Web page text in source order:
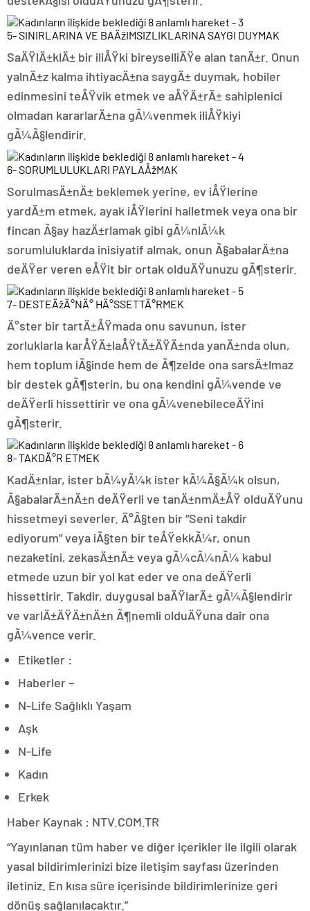
5- SINIRLARINA VE BAÄžIMSIZLIKLARINA SAYGI DUYMAK
SaÄŸlÄ±klÄ± bir iliÅŸki bireyselliÄŸe alan tanÄ±r. Onun
yalnÄ±z kalma ihtiyacÄ±na saygÄ± duymak, hobiler
edinmesini teÅŸvik etmek ve aÅŸÄ±rÄ± sahiplenici
olmadan kararlarÄ±na gÃ¼venmek iliÅŸkiyi
gÃ¼Ã§lendirir.
6- SORUMLULUKLARI PAYLAÅžMAK
SorulmasÄ±nÄ± beklemek yerine, ev iÅŸlerine
yardÄ±m etmek, ayak iÅŸlerini halletmek veya ona bir
fincan Ã§ay hazÄ±rlamak gibi gÃ¼nlÃ¼k
sorumluluklarda inisiyatif almak, onun Ã§abalarÄ±na
deÄŸer veren eÅŸit bir ortak olduÄŸunuzu gÃ¶sterir.
7- DESTEÄžÄ°NÄ° HÄ°SSETTÄ°RMEK
Ä°ster bir tartÄ±ÅŸmada onu savunun, ister
zorluklarla karÅŸÄ±laÅŸtÄ±ÄŸÄ±nda yanÄ±nda olun,
hem toplum iÃ§inde hem de Ã¶zelde ona sarsÄ±lmaz
bir destek gÃ¶sterin, bu ona kendini gÃ¼vende ve
deÄŸerli hissettirir ve ona gÃ¼venebileceÄŸini
gÃ¶sterir.
8- TAKDÄ°R ETMEK
KadÄ±nlar, ister bÃ¼yÃ¼k ister kÃ¼Ã§Ã¼k olsun,
Ã§abalarÄ±nÄ±n deÄŸerli ve tanÄ±nmÄ±ÅŸ olduÄŸunu
hissetmeyi severler. Ä°Ã§ten bir “Seni takdir
ediyorum” veya iÃ§ten bir teÅŸekkÃ¼r, onun
nezaketini, zekasÄ±nÄ± veya gÃ¼cÃ¼nÃ¼ kabul
etmede uzun bir yol kat eder ve ona deÄŸerli
hissettirir. Takdir, duygusal baÄŸlarÄ± gÃ¼Ã§lendirir
ve varlÄ±ÄŸÄ±nÄ±n Ã¶nemli olduÄŸuna dair ona
gÃ¼vence verir.
Etiketler :
Haberler –
N-Life Sağlıklı Yaşam
Aşk
N-Life
Kadın
Erkek
Haber Kaynak : NTV.COM.TR
“Yayınlanan tüm haber ve diğer içerikler ile ilgili olarak
yasal bildirimlerinizi bize iletişim sayfası üzerinden
iletiniz. En kısa süre içerisinde bildirimlerinize geri
dönüş sağlanılacaktır.”